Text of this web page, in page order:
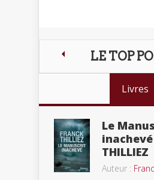
LE TOP
Livres
Le
THILLIEZ
Auteur :